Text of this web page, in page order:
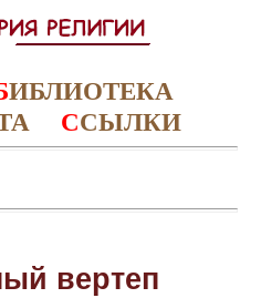
ИБЛИОТЕКА
ССЫЛКИ
вертеп